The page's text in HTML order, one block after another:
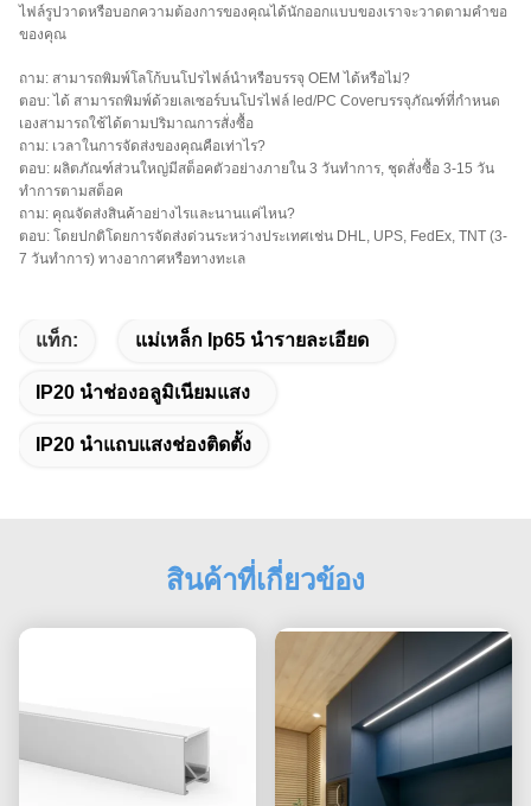
ไฟล์รูปวาดหรือบอกความต้องการของคุณได้นักออกแบบของเราจะวาดตามคำขอ
ของคุณ
ถาม: สามารถพิมพ์โลโก้บนโปรไฟล์นำหรือบรรจุ OEM ได้หรือไม่?
ตอบ: ได้ สามารถพิมพ์ด้วยเลเซอร์บนโปรไฟล์ led/PC Coverบรรจุภัณฑ์ที่กำหนด
เองสามารถใช้ได้ตามปริมาณการสั่งซื้อ
ถาม: เวลาในการจัดส่งของคุณคือเท่าไร?
ตอบ: ผลิตภัณฑ์ส่วนใหญ่มีสต็อคตัวอย่างภายใน 3 วันทำการ, ชุดสั่งซื้อ 3-15 วัน
ทำการตามสต็อค
ถาม: คุณจัดส่งสินค้าอย่างไรและนานแค่ไหน?
ตอบ: โดยปกติโดยการจัดส่งด่วนระหว่างประเทศเช่น DHL, UPS, FedEx, TNT (3-
7 วันทำการ) ทางอากาศหรือทางทะเล
แท็ก: แม่เหล็ก Ip65 นำรายละเอียด
IP20 นำช่องอลูมิเนียมแสง
IP20 นำแถบแสงช่องติดตั้ง
สินค้าที่เกี่ยวข้อง